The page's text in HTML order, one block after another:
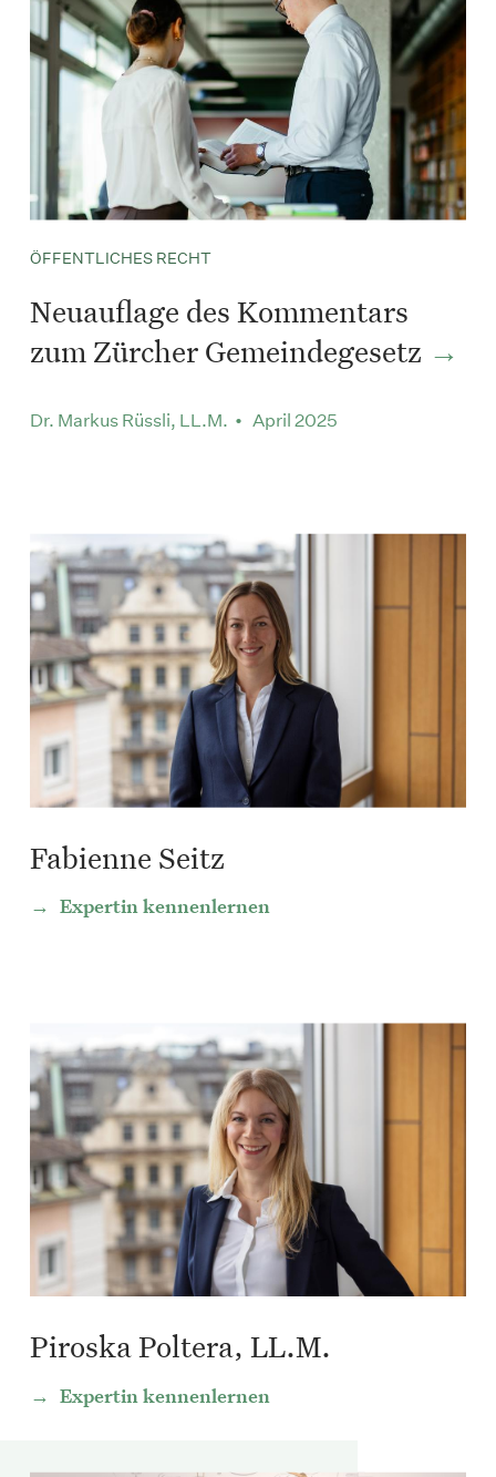
ÖFFENTLICHES RECHT
Neuauflage des Kommentars
zum Zürcher Gemeindegesetz
Dr. Markus Rüssli, LL.M. • April 2025
Fabienne Seitz
Expertin kennenlernen
Piroska Poltera, LL.M.
Expertin kennenlernen